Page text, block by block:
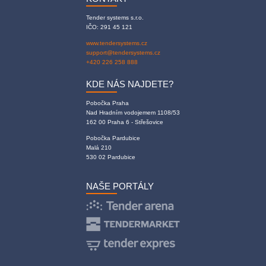
Tender systems s.r.o.
IČO: 291 45 121
www.tendersystems.cz
support@tendersystems.cz
+420 226 258 888
KDE NÁS NAJDETE?
Pobočka Praha
Nad Hradním vodojemem 1108/53
162 00 Praha 6 - Střešovice
Pobočka Pardubice
Malá 210
530 02 Pardubice
NAŠE PORTÁLY